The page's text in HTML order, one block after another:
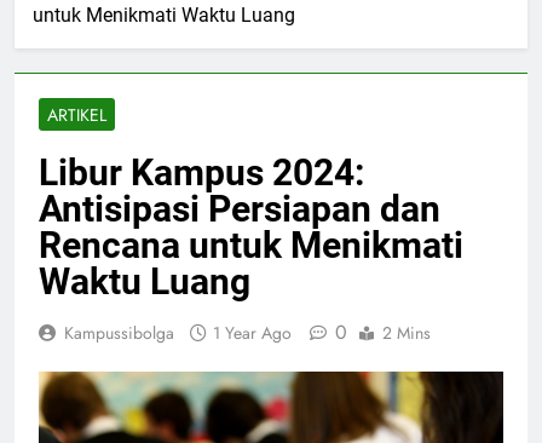
untuk Menikmati Waktu Luang
ARTIKEL
Libur Kampus 2024:
Antisipasi Persiapan dan
Rencana untuk Menikmati
Waktu Luang
Kampussibolga 1 Year Ago 0 2 Mins